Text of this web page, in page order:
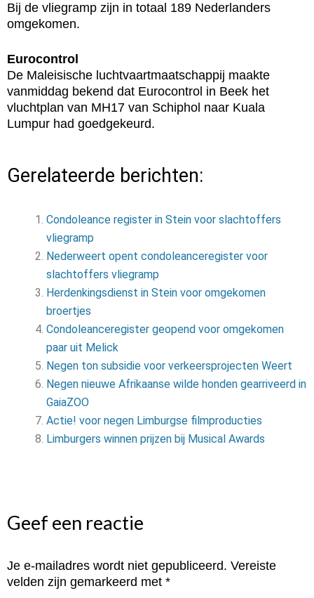
Bij de vliegramp zijn in totaal 189 Nederlanders
omgekomen.
Eurocontrol
De Maleisische luchtvaartmaatschappij maakte
vanmiddag bekend dat Eurocontrol in Beek het
vluchtplan van MH17 van Schiphol naar Kuala
Lumpur had goedgekeurd.
Gerelateerde berichten:
Condoleance register in Stein voor slachtoffers
vliegramp
Nederweert opent condoleanceregister voor
slachtoffers vliegramp
Herdenkingsdienst in Stein voor omgekomen
broertjes
Condoleanceregister geopend voor omgekomen
paar uit Melick
Negen ton subsidie voor verkeersprojecten Weert
Negen nieuwe Afrikaanse wilde honden gearriveerd in
GaiaZOO
Actie! voor negen Limburgse filmproducties
Limburgers winnen prijzen bij Musical Awards
Geef een reactie
Je e-mailadres wordt niet gepubliceerd. Vereiste
velden zijn gemarkeerd met *